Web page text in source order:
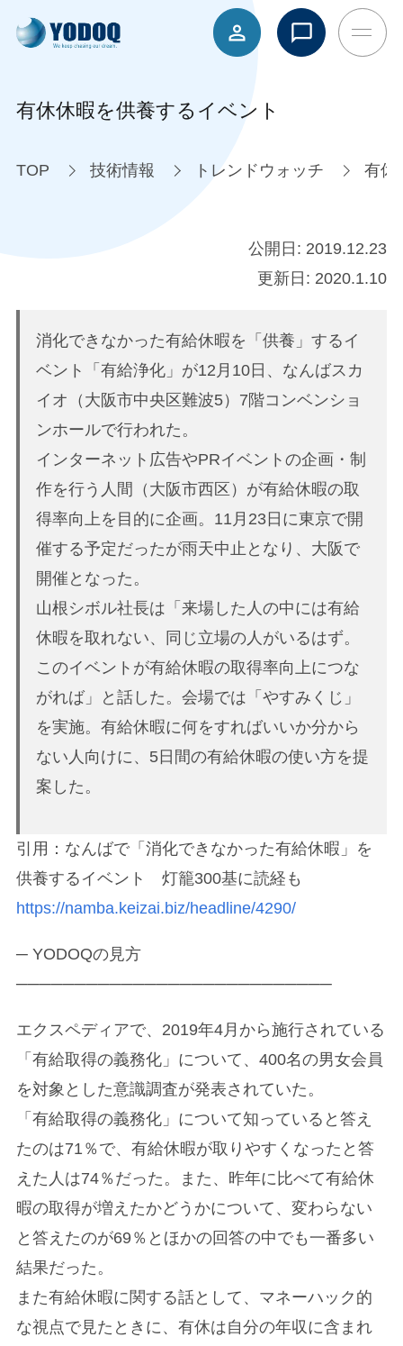
有休休暇を供養するイベント
TOP 技術情報 トレンドウォッチ 有休
公開日: 2019.12.23
更新日: 2020.1.10
消化できなかった有給休暇を「供養」するイ
ベント「有給浄化」が12月10日、なんばスカ
イオ（大阪市中央区難波5）7階コンベンショ
ンホールで行われた。
インターネット広告やPRイベントの企画・制
作を行う人間（大阪市西区）が有給休暇の取
得率向上を目的に企画。11月23日に東京で開
催する予定だったが雨天中止となり、大阪で
開催となった。
山根シボル社長は「来場した人の中には有給
休暇を取れない、同じ立場の人がいるはず。
このイベントが有給休暇の取得率向上につな
がれば」と話した。会場では「やすみくじ」
を実施。有給休暇に何をすればいいか分から
ない人向けに、5日間の有給休暇の使い方を提
案した。
引用：なんばで「消化できなかった有給休暇」を
供養するイベント 灯籠300基に読経も
https://namba.keizai.biz/headline/4290/
─ YODOQの見方
───────────────────────────
エクスペディアで、2019年4月から施行されている
「有給取得の義務化」について、400名の男女会員
を対象とした意識調査が発表されていた。
「有給取得の義務化」について知っていると答え
たのは71％で、有給休暇が取りやすくなったと答
えた人は74％だった。また、昨年に比べて有給休
暇の取得が増えたかどうかについて、変わらない
と答えたのが69％とほかの回答の中でも一番多い
結果だった。
また有給休暇に関する話として、マネーハック的
な視点で見たときに、有休は自分の年収に含まれ